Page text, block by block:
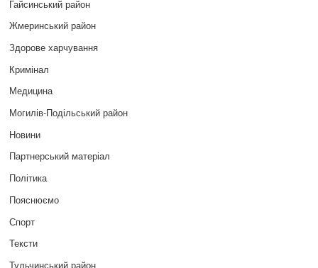
Гайсинський район
Жмеринський район
Здорове харчування
Кримінал
Медицина
Могилів-Подільський район
Новини
Партнерський матеріал
Політика
Пояснюємо
Спорт
Тексти
Тульчинський район